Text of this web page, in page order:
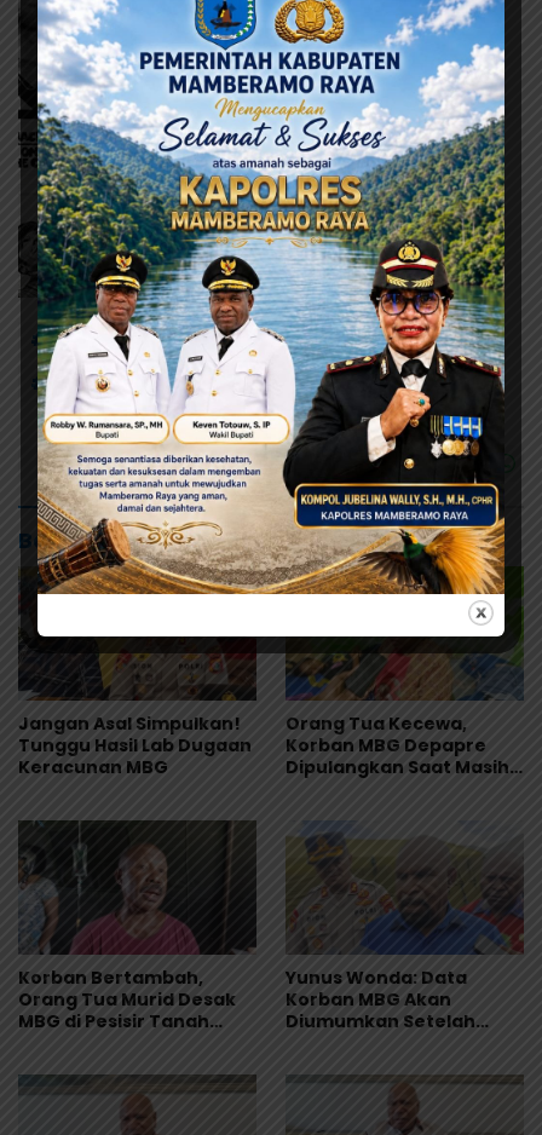
# Kamtibmas # Lebaran
# Pengamanan
#Mudik
#PolresJayapura #TitikRawan
Baca Juga
Jangan Asal Simpulkan!
Tunggu Hasil Lab Dugaan
Keracunan MBG
Orang Tua Kecewa,
Korban MBG Depapre
Dipulangkan Saat Masih
Korban Bertambah,
Orang Tua Murid Desak
MBG di Pesisir Tanah
Yunus Wonda: Data
Korban MBG Akan
Diumumkan Setelah